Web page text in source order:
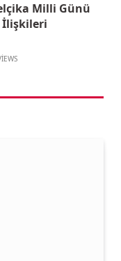
Milli Günü
İlişkileri